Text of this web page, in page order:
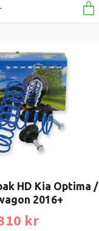
HD Kia Optima /
2016+
kr